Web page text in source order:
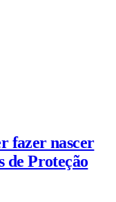
fazer nascer
de Proteção